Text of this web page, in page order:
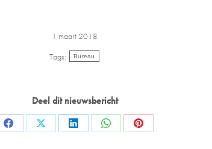
1 maart 2018
Tags:
Bureau
Deel dit nieuwsbericht
Share
Share
Share
Share
Share